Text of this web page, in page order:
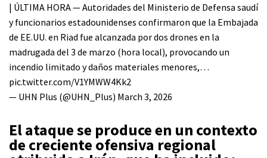
| ÚLTIMA HORA — Autoridades del Ministerio de Defensa saudí
y funcionarios estadounidenses confirmaron que la Embajada
de EE.UU. en Riad fue alcanzada por dos drones en la
madrugada del 3 de marzo (hora local), provocando un
incendio limitado y daños materiales menores,…
pic.twitter.com/V1YMWW4Kk2
— UHN Plus (@UHN_Plus) March 3, 2026
El ataque se produce en un contexto
de creciente ofensiva regional